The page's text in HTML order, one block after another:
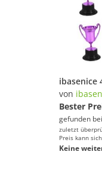
von
Bester
gefunden bei
zuletzt
Preis kann
Keine